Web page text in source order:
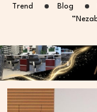
Trend Blog